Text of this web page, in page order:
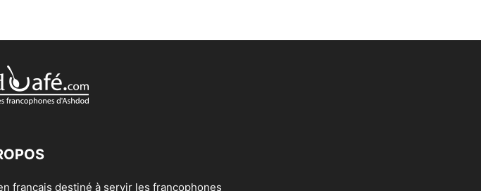
français destiné à servir les francophones